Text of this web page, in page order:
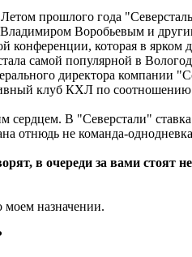
прошлого года
Воробьевым и
конференции, которая в ярком
самой популярной в
директора компании
клуб КХЛ по соотношению
сердцем. В "Северстали"
отнюдь не команда-
в очереди за вами стоят
назначении.